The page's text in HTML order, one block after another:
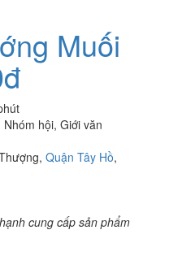
Muối
Nhóm hội, Giới văn
Quận Tây Hồ,
cung cấp sản phẩm